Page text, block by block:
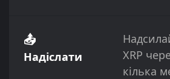
📤
Надіслати
XRP
кілька